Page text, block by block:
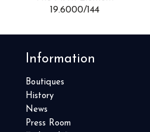
19.6000/144
Information
Boutiques
History
News
Press Room